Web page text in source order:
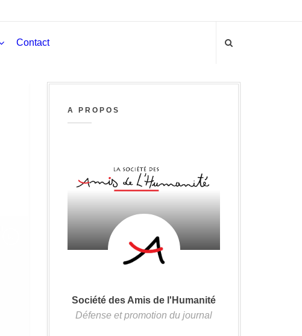
Contact
A PROPOS
Société des Amis de l'Humanité
Défense et promotion du journal